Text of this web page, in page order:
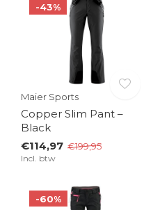
-43%
Maier Sports
Copper Slim Pant –
Black
€114,97 €199,95
Incl. btw
-60%